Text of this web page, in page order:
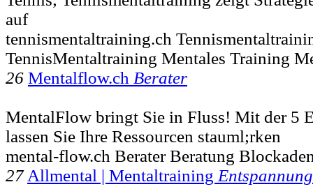
auf
tennismentaltraining.ch
TennisMentaltraining Mentales Training
26 Mentalflow.ch Berater
MentalFlow bringt Sie in Fluss! Mit der 5
lassen Sie Ihre Ressourcen stauml;rken
mental-flow.ch Berater Beratung
27 Allmental | Mentaltraining